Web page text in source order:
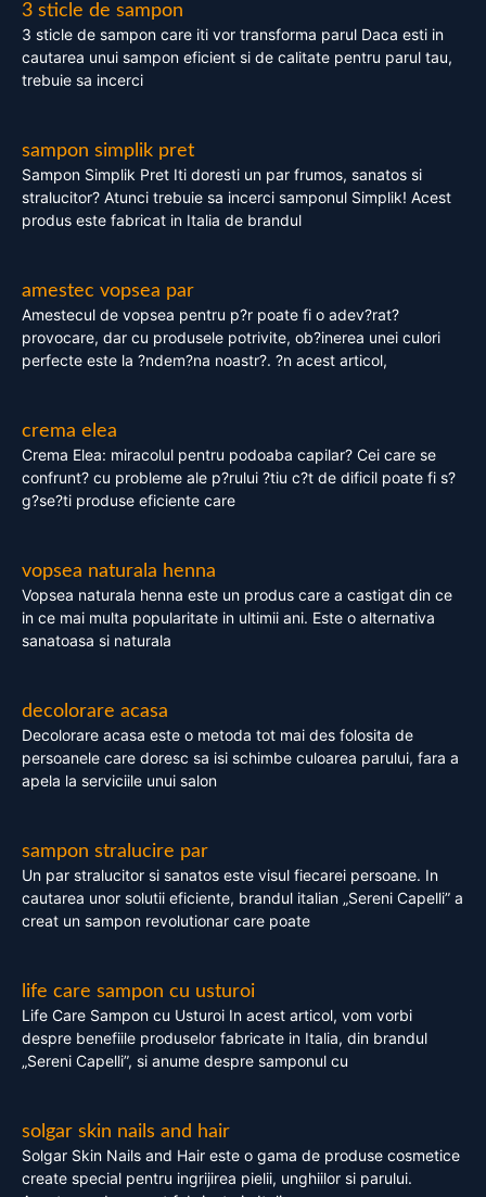
3 sticle de sampon
3 sticle de sampon care iti vor transforma parul Daca esti in
cautarea unui sampon eficient si de calitate pentru parul tau,
trebuie sa incerci
sampon simplik pret
Sampon Simplik Pret Iti doresti un par frumos, sanatos si
stralucitor? Atunci trebuie sa incerci samponul Simplik! Acest
produs este fabricat in Italia de brandul
amestec vopsea par
Amestecul de vopsea pentru p?r poate fi o adev?rat?
provocare, dar cu produsele potrivite, ob?inerea unei culori
perfecte este la ?ndem?na noastr?. ?n acest articol,
crema elea
Crema Elea: miracolul pentru podoaba capilar? Cei care se
confrunt? cu probleme ale p?rului ?tiu c?t de dificil poate fi s?
g?se?ti produse eficiente care
vopsea naturala henna
Vopsea naturala henna este un produs care a castigat din ce
in ce mai multa popularitate in ultimii ani. Este o alternativa
sanatoasa si naturala
decolorare acasa
Decolorare acasa este o metoda tot mai des folosita de
persoanele care doresc sa isi schimbe culoarea parului, fara a
apela la serviciile unui salon
sampon stralucire par
Un par stralucitor si sanatos este visul fiecarei persoane. In
cautarea unor solutii eficiente, brandul italian „Sereni Capelli” a
creat un sampon revolutionar care poate
life care sampon cu usturoi
Life Care Sampon cu Usturoi In acest articol, vom vorbi
despre benefiile produselor fabricate in Italia, din brandul
„Sereni Capelli”, si anume despre samponul cu
solgar skin nails and hair
Solgar Skin Nails and Hair este o gama de produse cosmetice
create special pentru ingrijirea pielii, unghiilor si parului.